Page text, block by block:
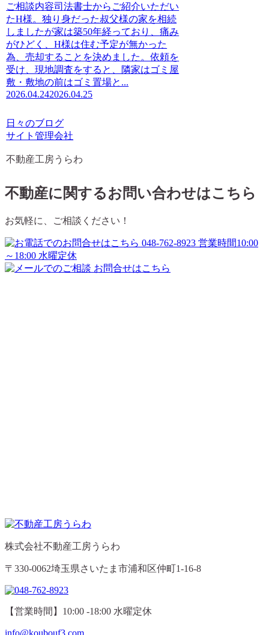
ご相談内容司法書士からご紹介いただい
たH様。独り身だった叔父様の家を相続
しましたが家は築50年経っており、痛み
がひどく、H様は住む予定が無かった
為、売却することを決めました。依頼を
受け、現地調査をすると、隣家はゴミ屋
敷・敷地の前はゴミ置場と...
2026.04.242026.04.25
日々のブログ
サイト管理会社
不動産工房うらわ
不動産に関するお問い合わせはこちら
お気軽に、ご相談ください！
株式会社不動産工房うらわ
〒330-0062埼玉県さいたま市浦和区仲町1-16-8
【営業時間】10:00 -18:00 水曜定休
info@koubouf3.com